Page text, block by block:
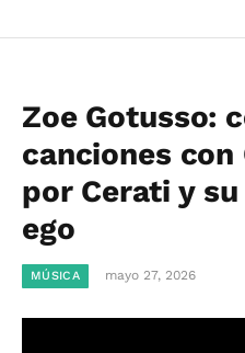
Zoe Gotusso:
canciones
por Cerati y
ego
MÚSICA mayo 27, 2026